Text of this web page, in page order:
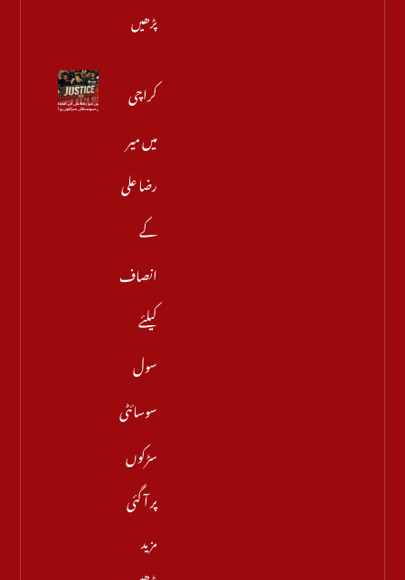
پڑھیں
کراچی
میں میر
رضا علی
کے
انصاف
کیلئے
سول
سوسائٹی
سڑکوں
پر آ گئی
مزید